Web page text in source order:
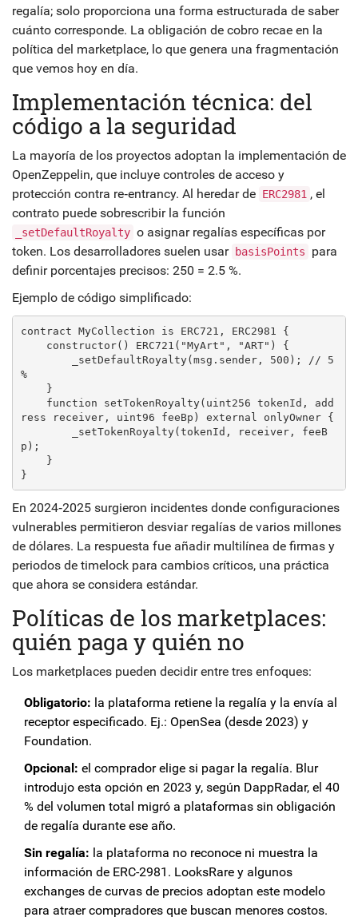
regalía; solo proporciona una forma estructurada de saber
cuánto corresponde. La obligación de cobro recae en la
política del marketplace, lo que genera una fragmentación
que vemos hoy en día.
Implementación técnica: del
código a la seguridad
La mayoría de los proyectos adoptan la implementación de
OpenZeppelin, que incluye controles de acceso y
protección contra re‑entrancy. Al heredar de ERC2981 , el
contrato puede sobrescribir la función
_setDefaultRoyalty o asignar regalías específicas por
token. Los desarrolladores suelen usar basisPoints
para
definir porcentajes precisos: 250 = 2.5 %.
Ejemplo de código simplificado:
contract MyCollection is ERC721, ERC2981 {
%
ress receiver, uint96 feeBp) external onlyOwner {
p);
En 2024‑2025 surgieron incidentes donde configuraciones
vulnerables permitieron desviar regalías de varios millones
de dólares. La respuesta fue añadir multilínea de firmas y
periodos de timelock para cambios críticos, una práctica
que ahora se considera estándar.
Políticas de los marketplaces:
quién paga y quién no
Los marketplaces pueden decidir entre tres enfoques:
Obligatorio: la plataforma retiene la regalía y la envía al
receptor especificado. Ej.: OpenSea (desde 2023) y
Foundation.
Opcional: el comprador elige si pagar la regalía. Blur
introdujo esta opción en 2023 y, según DappRadar, el 40
% del volumen total migró a plataformas sin obligación
de regalía durante ese año.
Sin regalía: la plataforma no reconoce ni muestra la
información de ERC-2981. LooksRare y algunos
exchanges de curvas de precios adoptan este modelo
para atraer compradores que buscan menores costos.